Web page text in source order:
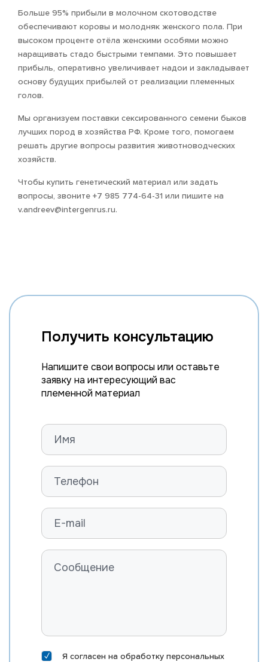
Больше 95% прибыли в молочном скотоводстве
обеспечивают коровы и молодняк женского пола. При
высоком проценте отёла женскими особями можно
наращивать стадо быстрыми темпами. Это повышает
прибыль, оперативно увеличивает надои и закладывает
основу будущих прибылей от реализации племенных
голов.
Мы организуем поставки сексированного семени быков
лучших пород в хозяйства РФ. Кроме того, помогаем
решать другие вопросы развития животноводческих
хозяйств.
Чтобы купить генетический материал или задать
вопросы, звоните +7 985 774-64-31 или пишите на
v.andreev@intergenrus.ru.
Получить консультацию
Напишите свои вопросы или оставьте
заявку на интересующий вас
племенной материал
Я согласен на обработку персональных